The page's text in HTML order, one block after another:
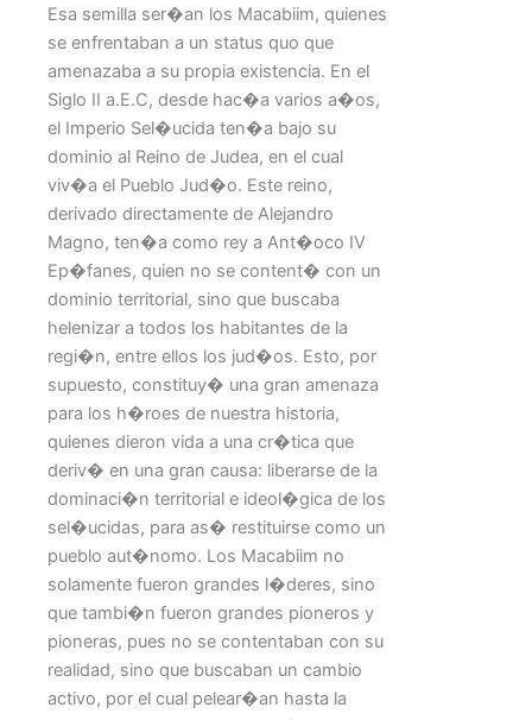
Esa semilla ser�an los Macabiim, quienes
se enfrentaban a un status quo que
amenazaba a su propia existencia. En el
Siglo II a.E.C, desde hac�a varios a�os,
el Imperio Sel�ucida ten�a bajo su
dominio al Reino de Judea, en el cual
viv�a el Pueblo Jud�o. Este reino,
derivado directamente de Alejandro
Magno, ten�a como rey a Ant�oco IV
Ep�fanes, quien no se content� con un
dominio territorial, sino que buscaba
helenizar a todos los habitantes de la
regi�n, entre ellos los jud�os. Esto, por
supuesto, constituy� una gran amenaza
para los h�roes de nuestra historia,
quienes dieron vida a una cr�tica que
deriv� en una gran causa: liberarse de la
dominaci�n territorial e ideol�gica de los
sel�ucidas, para as� restituirse como un
pueblo aut�nomo. Los Macabiim no
solamente fueron grandes l�deres, sino
que tambi�n fueron grandes pioneros y
pioneras, pues no se contentaban con su
realidad, sino que buscaban un cambio
activo, por el cual pelear�an hasta la